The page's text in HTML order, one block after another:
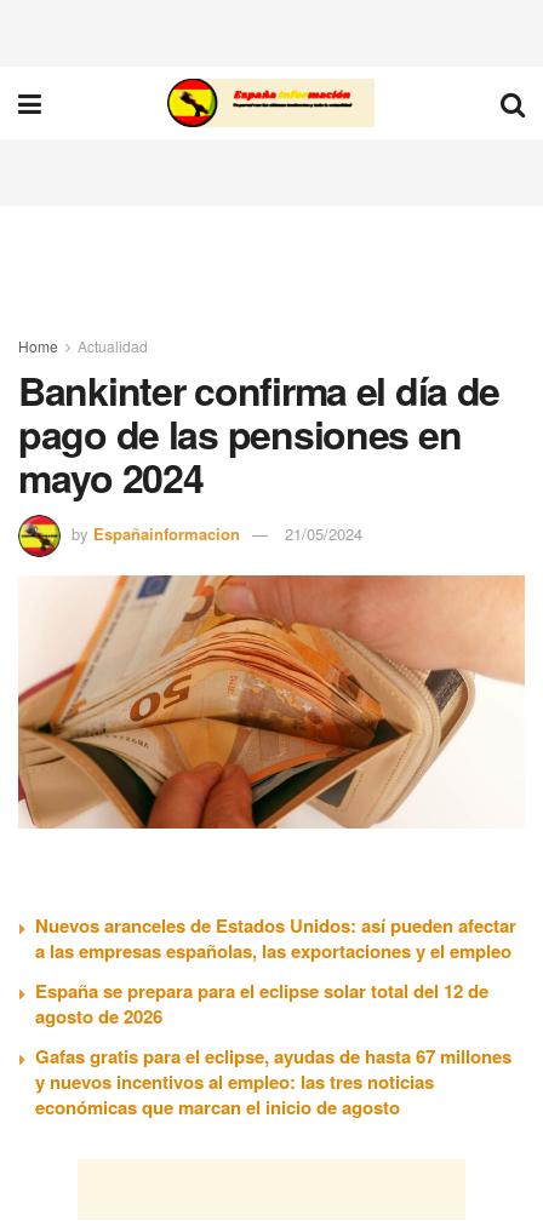
Home Actualidad
Bankinter confirma el día de
pago de las pensiones en
mayo 2024
by Españainformacion 21/05/2024
Nuevos aranceles de Estados Unidos: así pueden afectar
a las empresas españolas, las exportaciones y el empleo
España se prepara para el eclipse solar total del 12 de
agosto de 2026
Gafas gratis para el eclipse, ayudas de hasta 67 millones
y nuevos incentivos al empleo: las tres noticias
económicas que marcan el inicio de agosto